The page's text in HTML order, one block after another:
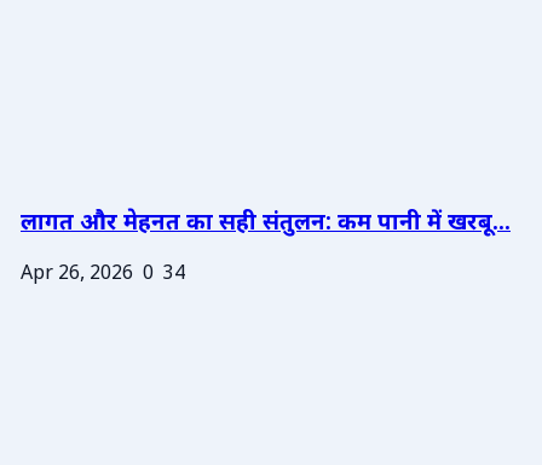
लागत और मेहनत का सही संतुलन: कम पानी में खरबू...
Apr 26, 2026 0 34